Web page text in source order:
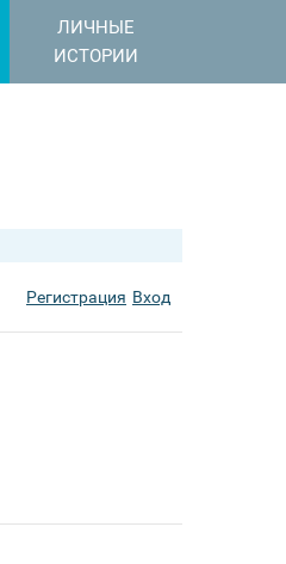
ЛИЧНЫЕ
ИСТОРИИ
Регистрация Вход